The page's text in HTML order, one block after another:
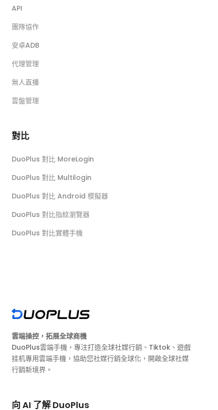
API
團隊協作
安卓ADB
代理管理
無人直播
雲盤管理
對比
DuoPlus 對比 MoreLogin
DuoPlus 對比 Multilogin
DuoPlus 對比 Android 模擬器
DuoPlus 對比指紋瀏覽器
DuoPlus 對比實體手機
雲端操控，拓展全球商機
DuoPlus雲端手機，專注打造全球社媒行銷、Tiktok、遊戲
挂机專用雲端手機，協助您社媒行銷全球化，開啟全球社媒
行銷新境界。
向 AI 了解 DuoPlus